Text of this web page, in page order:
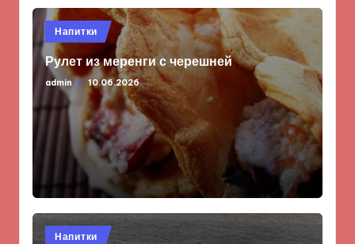
Опубликовано
в
Напитки
Рулет из меренги с черешней
Запись
admin 10.06.2026
Опубликовано
Напитки